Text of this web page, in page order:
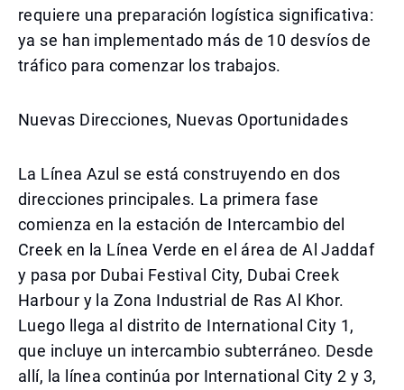
requiere una preparación logística significativa:
ya se han implementado más de 10 desvíos de
tráfico para comenzar los trabajos.
Nuevas Direcciones, Nuevas Oportunidades
La Línea Azul se está construyendo en dos
direcciones principales. La primera fase
comienza en la estación de Intercambio del
Creek en la Línea Verde en el área de Al Jaddaf
y pasa por Dubai Festival City, Dubai Creek
Harbour y la Zona Industrial de Ras Al Khor.
Luego llega al distrito de International City 1,
que incluye un intercambio subterráneo. Desde
allí, la línea continúa por International City 2 y 3,